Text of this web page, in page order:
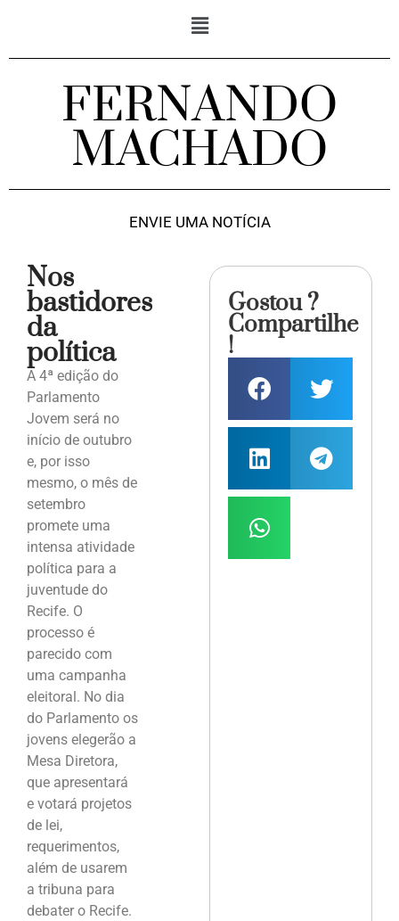
FERNANDO
MACHADO
ENVIE UMA NOTÍCIA
Nos
bastidores
da
política
A 4ª edição do
Parlamento
Jovem será no
início de outubro
e, por isso
mesmo, o mês de
setembro
promete uma
intensa atividade
política para a
juventude do
Recife. O
processo é
parecido com
uma campanha
eleitoral. No dia
do Parlamento os
jovens elegerão a
Mesa Diretora,
que apresentará
e votará projetos
de lei,
requerimentos,
além de usarem
a tribuna para
debater o Recife.
Gostou ?
Compartilhe
!